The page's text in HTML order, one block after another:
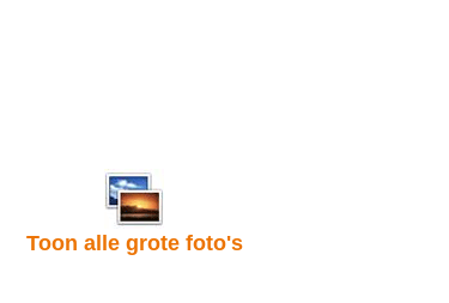
Toon alle grote foto's